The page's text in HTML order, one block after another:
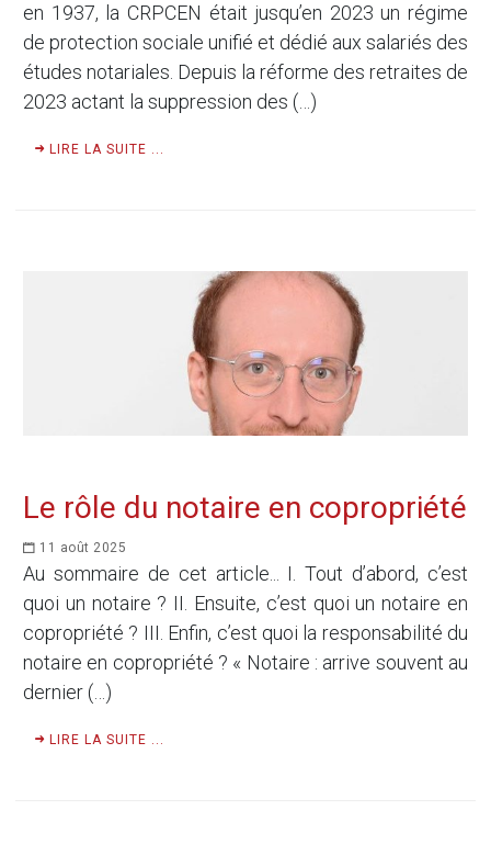
en 1937, la CRPCEN était jusqu’en 2023 un régime
de protection sociale unifié et dédié aux salariés des
études notariales. Depuis la réforme des retraites de
2023 actant la suppression des (…)
LIRE LA SUITE ...
Le rôle du notaire en copropriété
11 août 2025
Au sommaire de cet article... I. Tout d’abord, c’est
quoi un notaire ? II. Ensuite, c’est quoi un notaire en
copropriété ? III. Enfin, c’est quoi la responsabilité du
notaire en copropriété ? « Notaire : arrive souvent au
dernier (…)
LIRE LA SUITE ...